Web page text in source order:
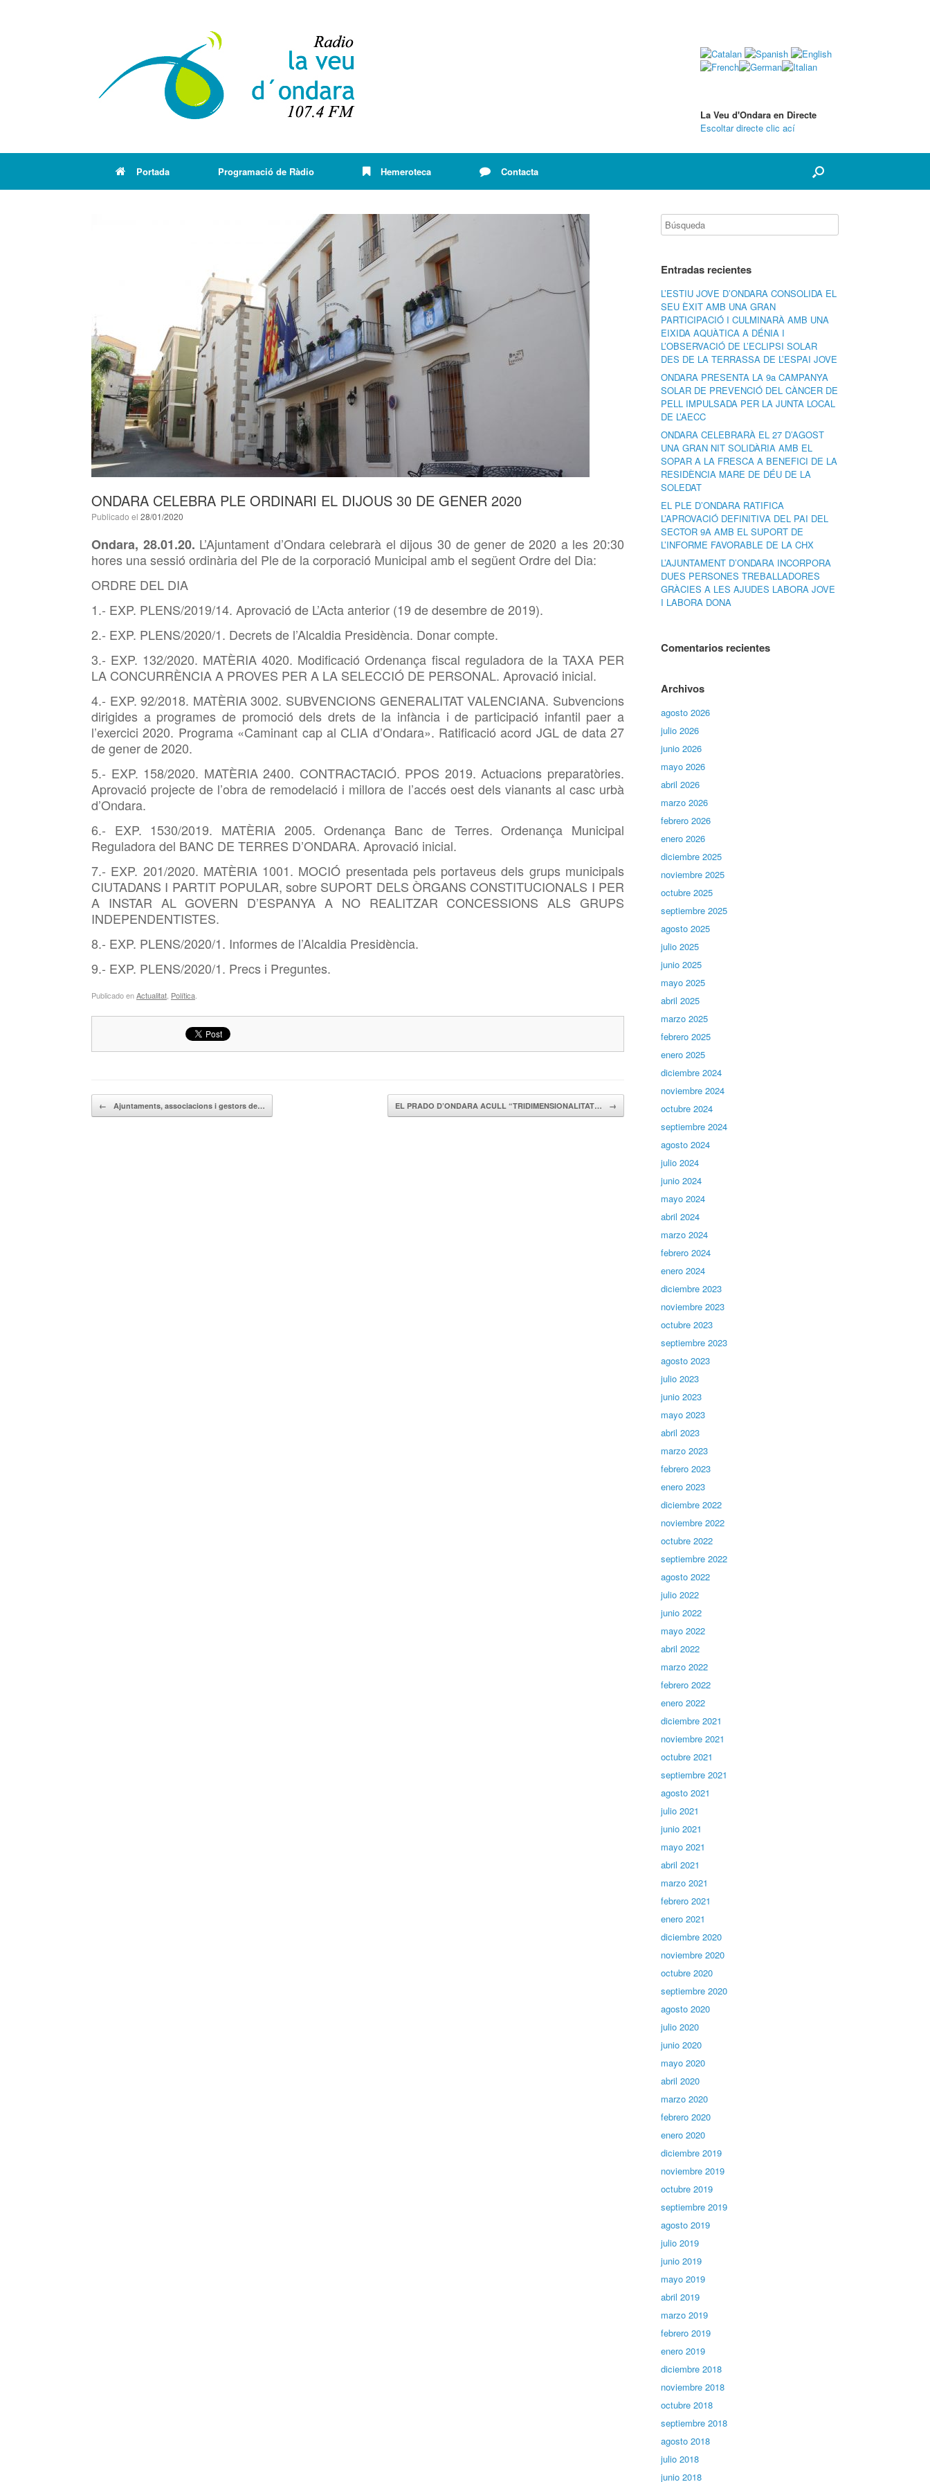
La Veu d'Ondara en Directe
Escoltar directe clic ací
Portada Programació de Ràdio Hemeroteca Contacta
ONDARA CELEBRA PLE ORDINARI EL DIJOUS 30 DE GENER 2020
Publicado el 28/01/2020
Ondara, 28.01.20. L’Ajuntament d’Ondara celebrarà el dijous 30 degener de 2020 a les 20:30
hores una sessió ordinària del Ple de la corporació Municipal amb el següent Ordre del Dia:
ORDRE DEL DIA
1.- EXP. PLENS/2019/14. Aprovació de L’Acta anterior (19 de desembre de 2019).
2.- EXP. PLENS/2020/1. Decrets de l’Alcaldia Presidència. Donar compte.
3.- EXP. 132/2020. MATÈRIA 4020. Modificació Ordenança fiscal reguladora de la TAXA PER
LA CONCURRÈNCIA A PROVES PER A LA SELECCIÓ DE PERSONAL. Aprovació inicial.
4.- EXP. 92/2018. MATÈRIA 3002. SUBVENCIONS GENERALITAT VALENCIANA. Subvencions
dirigides a programes de promoció dels drets de la infància i de participació infantil paer a
l’exercici 2020. Programa «Caminant cap al CLIA d’Ondara». Ratificació acord JGL de data 27
de gener de 2020.
5.- EXP. 158/2020. MATÈRIA 2400. CONTRACTACIÓ. PPOS 2019. Actuacions preparatòries.
Aprovació projecte de l’obra de remodelació i millora de l’accés oest dels vianants al casc urbà
d’Ondara.
6.- EXP. 1530/2019. MATÈRIA 2005. Ordenança Banc de Terres. Ordenança Municipal
Reguladora del BANC DE TERRES D’ONDARA. Aprovació inicial.
7.- EXP. 201/2020. MATÈRIA 1001. MOCIÓ presentada pels portaveus dels grups municipals
CIUTADANS I PARTIT POPULAR, sobre SUPORT DELS ÒRGANS CONSTITUCIONALS I PER
A INSTAR AL GOVERN D’ESPANYA A NO REALITZAR CONCESSIONS ALS GRUPS
INDEPENDENTISTES.
8.- EXP. PLENS/2020/1. Informes de l’Alcaldia Presidència.
9.- EXP. PLENS/2020/1. Precs i Preguntes.
Publicado enActualitat Política
Navegador de artículos
← Ajuntaments, associacions i gestors de… EL PRADO D’ONDARA ACULL “TRIDIMENSIONALITAT… →
Entradas recientes
L’ESTIU JOVE D’ONDARA CONSOLIDA EL
SEU ÈXIT AMB UNA GRAN
PARTICIPACIÓ I CULMINARÀ AMB UNA
EIXIDA AQUÀTICA A DÉNIA I
L’OBSERVACIÓ DE L’ECLIPSI SOLAR
DES DE LA TERRASSA DE L’ESPAI JOVE
ONDARA PRESENTA LA 9a CAMPANYA
SOLAR DE PREVENCIÓ DEL CÀNCER DE
PELL IMPULSADA PER LA JUNTA LOCAL
DE L’AECC
ONDARA CELEBRARÀ EL 27 D’AGOST
UNA GRAN NIT SOLIDÀRIA AMB EL
SOPAR A LA FRESCA A BENEFICI DE LA
RESIDÈNCIA MARE DE DÉU DE LA
SOLEDAT
EL PLE D’ONDARA RATIFICA
L’APROVACIÓ DEFINITIVA DEL PAI DEL
SECTOR 9A AMB EL SUPORT DE
L’INFORME FAVORABLE DE LA CHX
L’AJUNTAMENT D’ONDARA INCORPORA
DUES PERSONES TREBALLADORES
GRÀCIES A LES AJUDES LABORA JOVE
I LABORA DONA
Comentarios recientes
Archivos
agosto 2026
julio 2026
junio 2026
mayo 2026
abril 2026
marzo 2026
febrero 2026
enero 2026
diciembre 2025
noviembre 2025
octubre 2025
septiembre 2025
agosto 2025
julio 2025
junio 2025
mayo 2025
abril 2025
marzo 2025
febrero 2025
enero 2025
diciembre 2024
noviembre 2024
octubre 2024
septiembre 2024
agosto 2024
julio 2024
junio 2024
mayo 2024
abril 2024
marzo 2024
febrero 2024
enero 2024
diciembre 2023
noviembre 2023
octubre 2023
septiembre 2023
agosto 2023
julio 2023
junio 2023
mayo 2023
abril 2023
marzo 2023
febrero 2023
enero 2023
diciembre 2022
noviembre 2022
octubre 2022
septiembre 2022
agosto 2022
julio 2022
junio 2022
mayo 2022
abril 2022
marzo 2022
febrero 2022
enero 2022
diciembre 2021
noviembre 2021
octubre 2021
septiembre 2021
agosto 2021
julio 2021
junio 2021
mayo 2021
abril 2021
marzo 2021
febrero 2021
enero 2021
diciembre 2020
noviembre 2020
octubre 2020
septiembre 2020
agosto 2020
julio 2020
junio 2020
mayo 2020
abril 2020
marzo 2020
febrero 2020
enero 2020
diciembre 2019
noviembre 2019
octubre 2019
septiembre 2019
agosto 2019
julio 2019
junio 2019
mayo 2019
abril 2019
marzo 2019
febrero 2019
enero 2019
diciembre 2018
noviembre 2018
octubre 2018
septiembre 2018
agosto 2018
julio 2018
junio 2018